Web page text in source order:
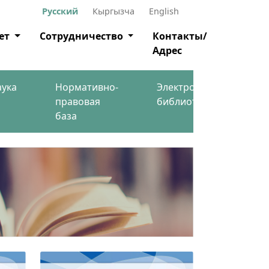
Русский Кыргызча English
Сотрудничество
Контакты/
Адрес
Нормативно-
правовая
база
Электронная
библиотека